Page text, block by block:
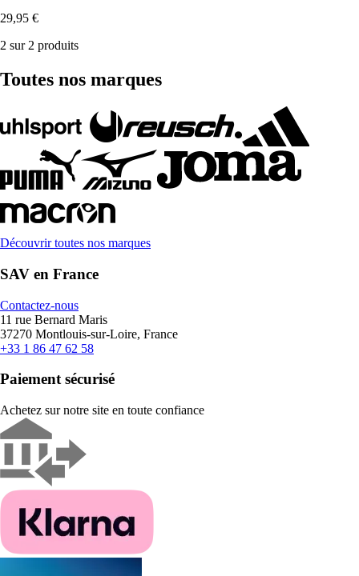
29,95 €
2 sur 2 produits
Toutes nos marques
Découvrir toutes nos marques
SAV en France
Contactez-nous
11 rue Bernard Maris
37270 Montlouis-sur-Loire, France
+33 1 86 47 62 58
Paiement sécurisé
Achetez sur notre site en toute confiance